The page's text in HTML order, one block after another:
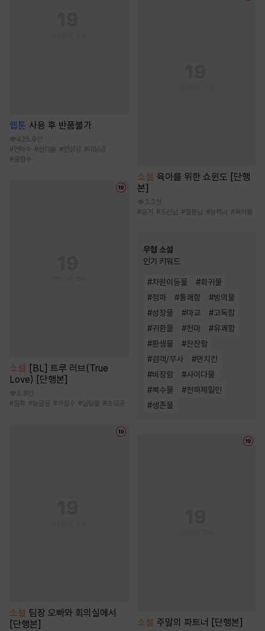
웹툰 사용 후 반품불가
425.9만
#연하수 #현대물 #연상공 #미남공
#굴림수
소설
[BL] 트루 러브(True
Love) [단행본]
6.8만
#질투 #능글공 #까칠수 #달달물 #초딩공
소설 팀장 오빠와 회의실에서
[단행본]
소설 육아를 위한 쇼윈도 [단행
본]
3.3천
#동거 #조신남 #절륜남 #능력녀 #육아물
무협 소설
인기 키워드
#차원이동물 #회귀물
#정파 #통쾌함 #빙의물
#성장물 #마교 #고독함
#귀환물 #천마 #유쾌함
#환생물 #잔잔함
#검객/무사 #먼치킨
#비장함 #사이다물
#복수물 #천하제일인
#생존물
소설 주말의 파트너 [단행본]